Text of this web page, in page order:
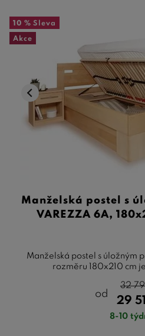
10 % Sleva
Akce
Manželská postel s
VAREZZA 6A,
Manželská postel s úložným
rozměru 180x210 cm
od
29
32
8-10